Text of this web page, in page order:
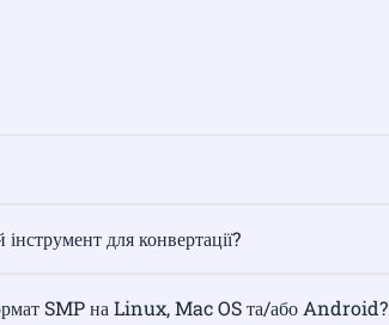
для конвертації?
SMP на Linux, Mac OS та/або Android?